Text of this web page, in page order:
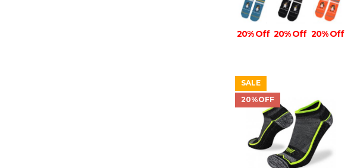
20% Off 20% Off 20% Off
SALE
20%OFF